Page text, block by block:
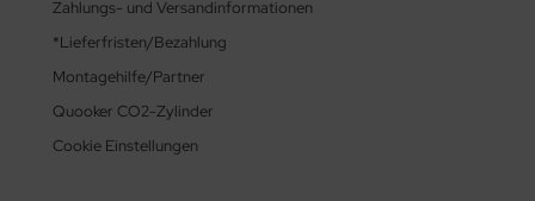
Zahlungs- und Versandinformationen
*Lieferfristen/Bezahlung
Montagehilfe/Partner
Quooker CO2-Zylinder
Cookie Einstellungen